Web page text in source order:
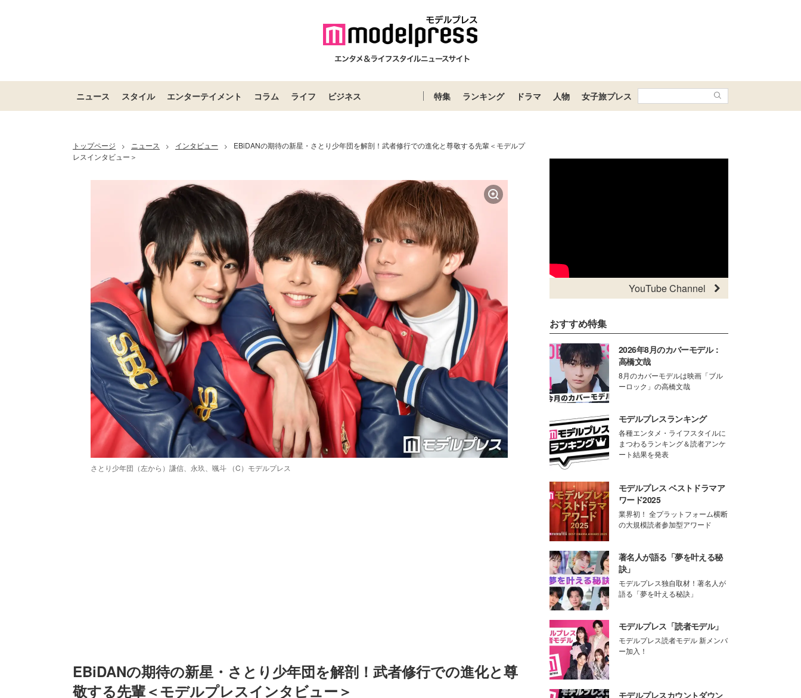
ニュース スタイル エンターテイメント コラム ライフ ビジネス 特集 ランキング ドラマ 人物 女子旅プレス
トップページ > ニュース > インタビュー >
EBiDANの期待の新星・さとり少年団を解剖！武者修行での進化と尊敬する先輩＜モデルプ
レスインタビュー＞
さとり少年団（左から）謙信、永玖、颯斗 （C）モデルプレス
EBiDANの期待の新星・さとり少年団を解剖！武者修行での進化と尊
敬する先輩＜モデルプレスインタビュー＞
YouTube Channel
おすすめ特集
2026年8月のカバーモデル：
高橋文哉
8月のカバーモデルは映画「ブル
ーロック」の高橋文哉
モデルプレスランキング
各種エンタメ・ライフスタイルに
まつわるランキング＆読者アンケ
ート結果を発表
モデルプレス ベストドラマア
ワード2025
業界初！ 全プラットフォーム横断
の大規模読者参加型アワード
著名人が語る「夢を叶える秘
訣」
モデルプレス独自取材！著名人が
語る「夢を叶える秘訣」
モデルプレス「読者モデル」
モデルプレス読者モデル 新メンバ
ー加入！
モデルプレスカウントダウン